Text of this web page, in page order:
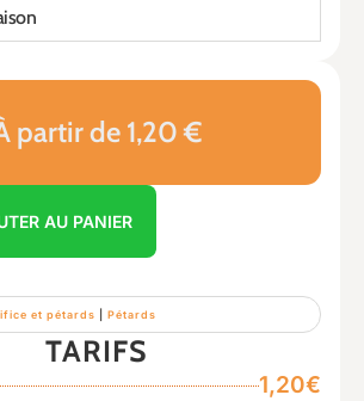
partir de 1,20 €
AU PANIER
et pétards Pétards
TARIFS
1,20€